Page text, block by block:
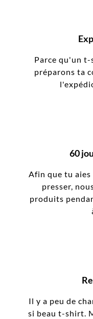
Parce qu'un
préparons ta
60
Afin que tu aies
presser,
produits
Il y a peu de
si beau t-shirt.